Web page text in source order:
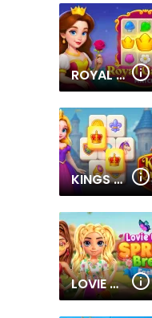
ROYAL GARDEN MATCH 2
KINGS AND QUEENS MAHJONG
LOVIE CHICS SPRING BREAK FASHION